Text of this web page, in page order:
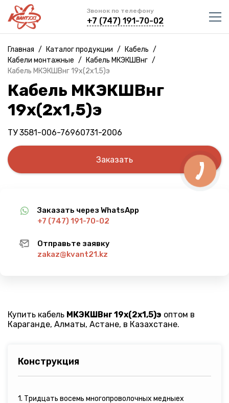
Звонок по телефону
+7 (747) 191-70-02
Главная / Каталог продукции / Кабель /
Кабели монтажные / Кабель МКЭКШВнг /
Кабель МКЭКШВнг 19х(2х1,5)э
Кабель МКЭКШВнг
19х(2х1,5)э
ТУ 3581-006-76960731-2006
Заказать
Заказать через WhatsApp
+7 (747) 191-70-02
Отправьте заявку
zakaz@kvant21.kz
Купить кабель МКЭКШВнг 19х(2х1,5)э оптом в
Караганде, Алматы, Астане, в Казахстане.
Конструкция
1. Тридцать восемь многопроволочных медныех